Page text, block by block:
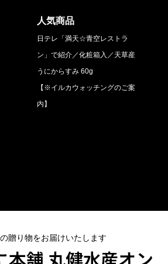
人気商品
日テレ「満天☆青空レストラ
ン」で紹介／化粧箱入／天草産
うにからすみ 60g
【※イルカウォッチングのご案
内】
贈り物をお届けいたします
本舗 丸健水産オン